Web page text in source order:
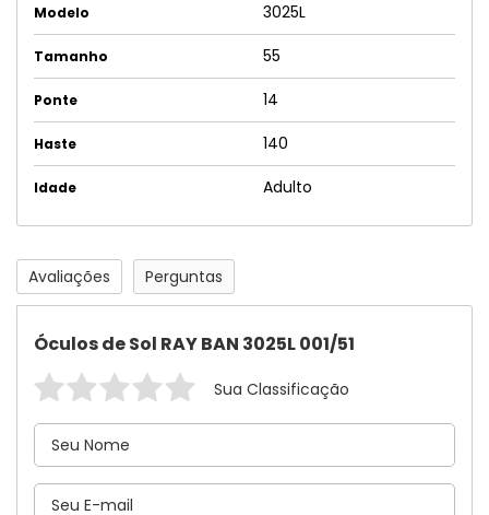
Modelo 3025L
Tamanho 55
Ponte 14
Haste 140
Idade Adulto
Avaliações Perguntas
Óculos de Sol RAY BAN 3025L 001/51
Sua Classificação